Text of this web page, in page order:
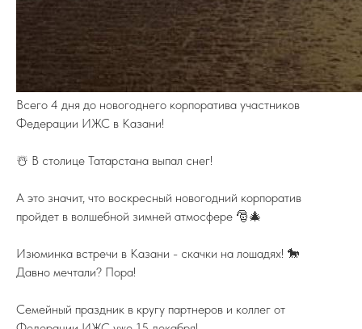
Всего 4 дня до новогоднего корпоратива участников
Федерации ИЖС в Казани!
☃️ В столице Татарстана выпал снег!
А это значит, что воскресный новогодний корпоратив
пройдет в волшебной зимней атмосфере 🎅🎄
Изюминка встречи в Казани - скачки на лошадях! 🐎
Давно мечтали? Пора!
Семейный праздник в кругу партнеров и коллег от
federation@igsrus.ru
На канале вы найдете самую свежую
ПОДПИСЫВАЙТЕСЬ НА TELEGRAM
ФЕДЕРАЦИИ ИЖС